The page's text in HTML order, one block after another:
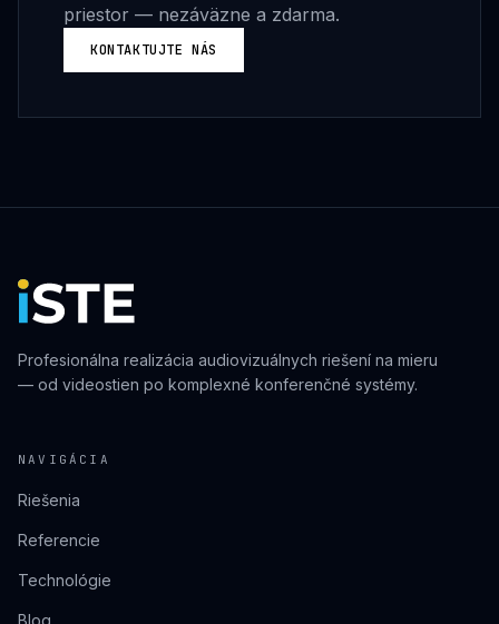
priestor — nezáväzne a zdarma.
KONTAKTUJTE NÁS
Profesionálna realizácia audiovizuálnych riešení na mieru
— od videostien po komplexné konferenčné systémy.
NAVIGÁCIA
Riešenia
Referencie
Technológie
Blog